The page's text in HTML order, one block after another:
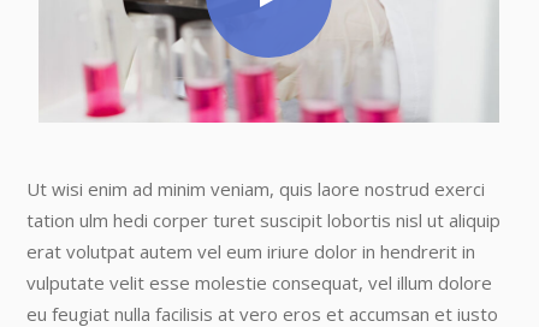
Ut wisi enim ad minim veniam, quis laore nostrud exerci
tation ulm hedi corper turet suscipit lobortis nisl ut aliquip
erat volutpat autem vel eum iriure dolor in hendrerit in
vulputate velit esse molestie consequat, vel illum dolore
eu feugiat nulla facilisis at vero eros et accumsan et iusto